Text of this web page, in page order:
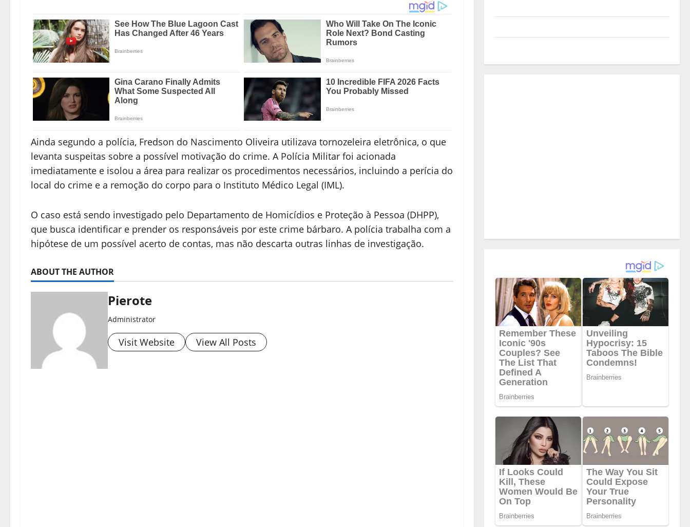
Ainda segundo a polícia, Fredson do Nascimento Oliveira utilizava tornozeleira eletrônica, o que
levanta suspeitas sobre a possível motivação do crime. A Polícia Militar foi acionada
imediatamente e isolou a área para realizar os procedimentos necessários, incluindo a perícia do
local do crime e a remoção do corpo para o Instituto Médico Legal (IML).
O caso está sendo investigado pelo Departamento de Homicídios e Proteção à Pessoa (DHPP),
que busca identificar e prender os responsáveis por este crime bárbaro. A polícia trabalha com a
hipótese de um possível acerto de contas, mas não descarta outras linhas de investigação.
ABOUT THE AUTHOR
Pierote
Administrator
Visit Website View All Posts